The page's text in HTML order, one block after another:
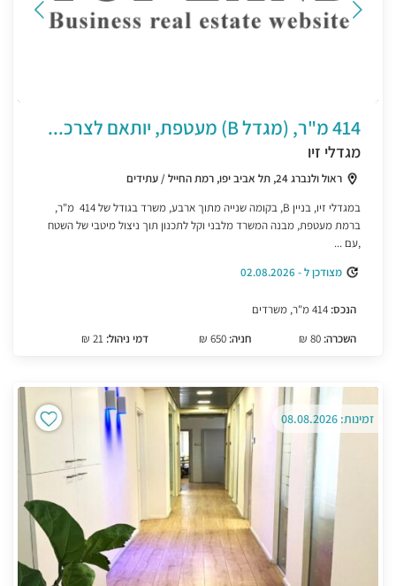
414 מ"ר, (מגדל B) מעטפת, יותאם לצרכ...
מגדלי זיו
ראול ולנברג 24, תל אביב יפו, רמת החייל / עתידים
במגדלי זיו, בניין B, בקומה שנייה מתוך ארבע, משרד בגודל של 414 מ"ר,
ברמת מעטפת, מבנה המשרד מלבני וקל לתכנון תוך ניצול מיטבי של השטח
,עם ...
מצודכן ל - 02.08.2026
הנכס:
השכרה:
חניה: דמי ניהול: 21 ₪
זמינות: 08.08.2026